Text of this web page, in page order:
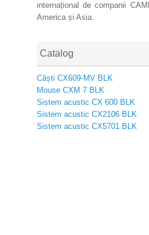
internațional de companii
America și Asia.
Catalog
Căști CX609-MV BLK
Mouse CXM 7 BLK
Sistem acustic CX 600 BLK
Sistem acustic CX2106 BLK
Sistem acustic CX5701 BLK